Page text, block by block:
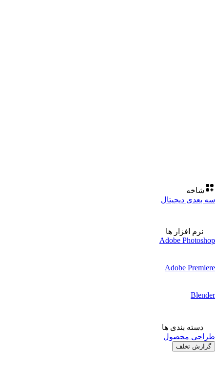
شاخه
سه بعدی دیجیتال
نرم افزار ها
Adobe Photoshop
Adobe Premiere
Blender
دسته بندی ها
طراحی محصول
گزارش تخلف